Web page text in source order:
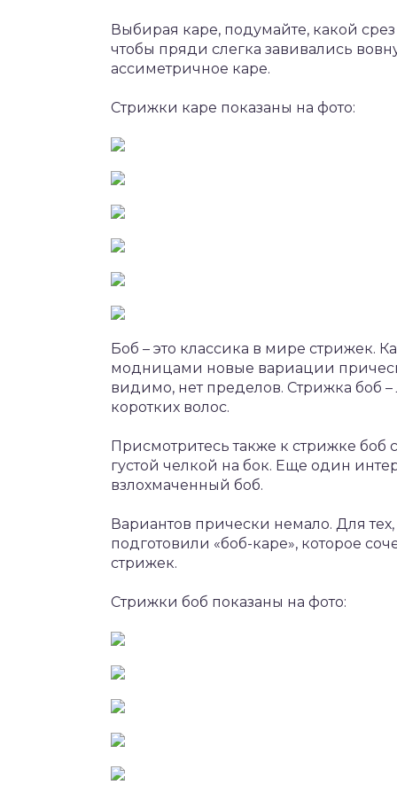
Выбирая каре, подумайте, какой
чтобы пряди слегка завивались
ассиметричное каре.
Стрижки каре показаны на фото:
Боб – это классика в мире стрижек.
модницами новые вариации
видимо, нет пределов. Стрижка
коротких волос.
Присмотритесь также к стрижке
густой челкой на бок. Еще один
взлохмаченный боб.
Вариантов прически немало. Для
подготовили «боб-каре», которое
стрижек.
Стрижки боб показаны на фото: